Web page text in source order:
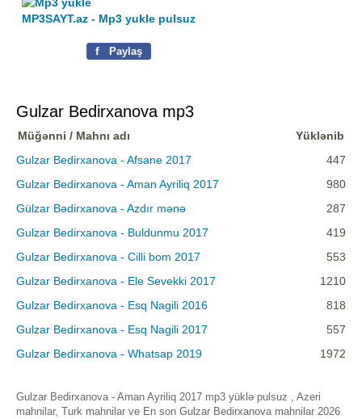
MP3SAYT.az - Mp3 yukle pulsuz
f Paylaş
Gulzar Bedirxanova mp3
Müğənni / Mahnı adı
Yüklənib
Gulzar Bedirxanova - Afsane 2017
447
Gulzar Bedirxanova - Aman Ayriliq 2017
980
Gülzar Bədirxanova - Azdır mənə
287
Gulzar Bedirxanova - Buldunmu 2017
419
Gulzar Bedirxanova - Cilli bom 2017
553
Gulzar Bedirxanova - Ele Sevekki 2017
1210
Gulzar Bedirxanova - Esq Nagili 2016
818
Gulzar Bedirxanova - Esq Nagili 2017
557
Gulzar Bedirxanova - Whatsap 2019
1972
Gulzar Bedirxanova - Aman Ayriliq 2017 mp3 yüklə pulsuz , Azeri
mahnilar, Turk mahnilar ve En son Gulzar Bedirxanova mahnilar 2026